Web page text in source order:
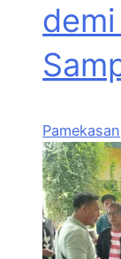
Pamekasan